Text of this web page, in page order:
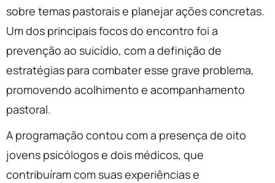
sobre temas pastorais e planejar ações concretas.
Um dos principais focos do encontro foi a
prevenção ao suicídio, com a definição de
estratégias para combater esse grave problema,
promovendo acolhimento e acompanhamento
pastoral.
A programação contou com a presença de oito
jovens psicólogos e dois médicos, que
contribuíram com suas experiências e